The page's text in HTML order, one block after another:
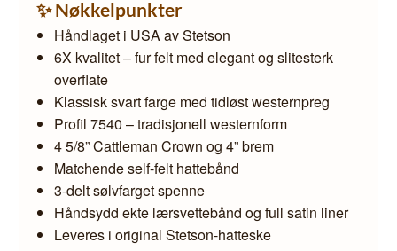
✨ Nøkkelpunkter
Håndlaget i USA av Stetson
6X kvalitet – fur felt med elegant og slitesterk
overflate
Klassisk svart farge med tidløst westernpreg
Profil 7540 – tradisjonell westernform
4 5/8” Cattleman Crown og 4” brem
Matchende self-felt hattebånd
3-delt sølvfarget spenne
Håndsydd ekte lærsvettebånd og full satin liner
Leveres i original Stetson-hatteske